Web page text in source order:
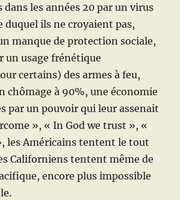
dans les années 20 par un virus
duquel ils ne croyaient pas,
manque de protection sociale,
un usage frénétique
certains) des armes à feu,
chômage à 90%, une économie
par un pouvoir qui leur assenait
», « In God we trust », «
les Américains tentent le tout
Californiens tentent même de
encore plus impossible